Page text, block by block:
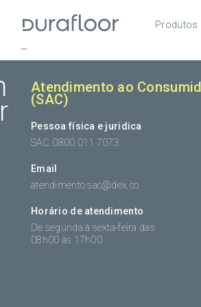
Produtos
Atendimento ao
(SAC)
Pessoa física e juridica
SAC: 0800 011 7073
Email
atendimento.sac@dex.co
Horário de atendimento
De segunda à sexta-feira das
08h00 às 17h00